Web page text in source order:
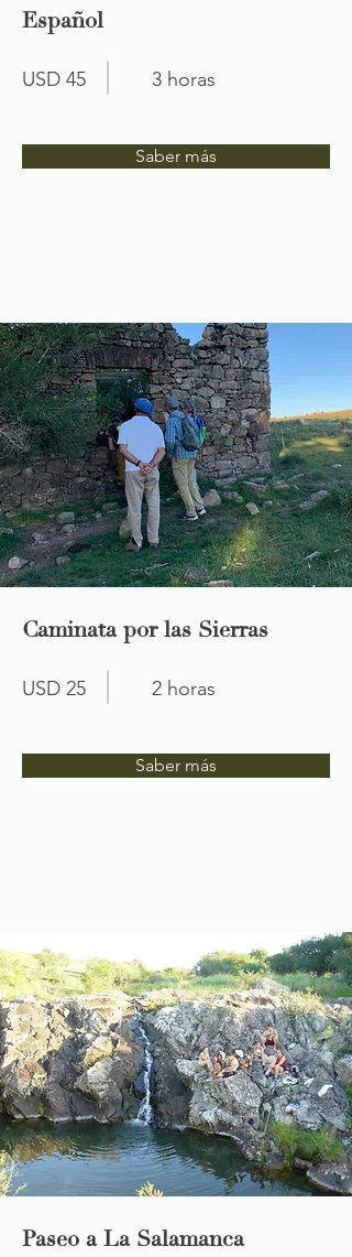
Español
USD 45 3 horas
Saber más
Caminata por las Sierras
USD 25 2 horas
Saber más
Paseo a La Salamanca